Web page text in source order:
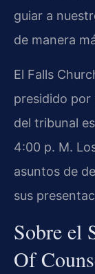
guiar a
de manera
El Falls
presidido por
del tribunal
4:00 p. M.
asuntos de
sus
Sobre el
Of